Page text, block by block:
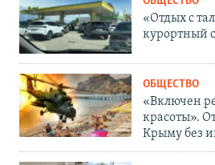
«Отдых с
курортный
ОБЩЕСТВО
«Включен
красоты».
Крыму без